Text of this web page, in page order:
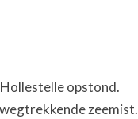
opstond.
zeemist.